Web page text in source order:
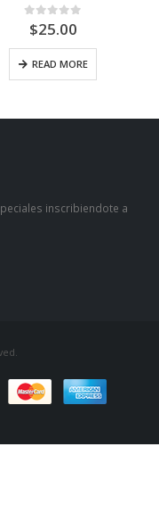
out of 5
$25.00
READ MORE
inscribiendote a